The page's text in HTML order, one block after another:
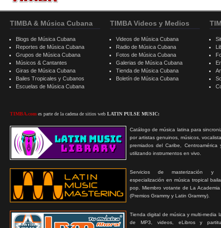
TIMBA & Música Cubana
Blogs de Música Cubana
Reportes de Música Cubana
Grupos de Música Cubana
Músicos & Cantantes
Giras de Música Cubana
Bailes Tropicales y Cubanos
Escuelas de Música Cubana
TIMBA.com es parte de la cadena de sitios web LATIN PULSE MUSIC:
Catálogo de música latina para
por artistas genuinos, músicos,
premiados del Caribe, Centroamérica
utilizando instrumentos en vivo.
Servicios de masterización y
especialización en música tropical
pop. Miembro votante de La
(Premios Grammy y Latin Grammy).
Tienda digital de música y multi-media
de MP3, videos, eLibros y
TIMBA Videos y Medios
Videos de Música Cubana
Radio de Música Cubana
Fotos de Música Cubana
Galerias de Música Cubana
Tienda de Música Cubana
Boletín de Música Cubana